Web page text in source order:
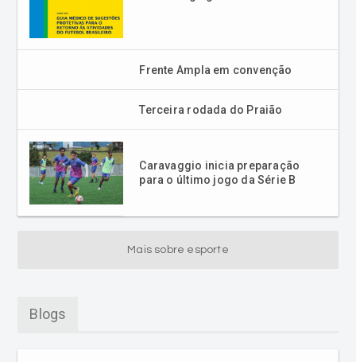
Frente Ampla em convenção
Terceira rodada do Praião
Caravaggio inicia preparação
para o último jogo da Série B
Mais sobre esporte
Blogs